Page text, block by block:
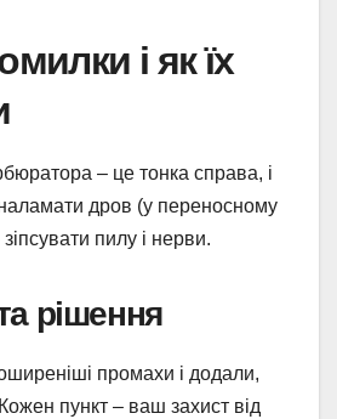
і як їх
– це тонка справа, і
дров (у переносному
пилу і нерви.
рішення
промахи і додали,
пункт – ваш захист від